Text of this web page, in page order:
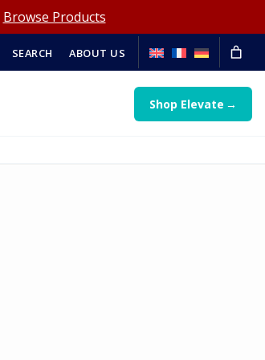
Browse Products
SEARCH ABOUT US
Shop Elevate